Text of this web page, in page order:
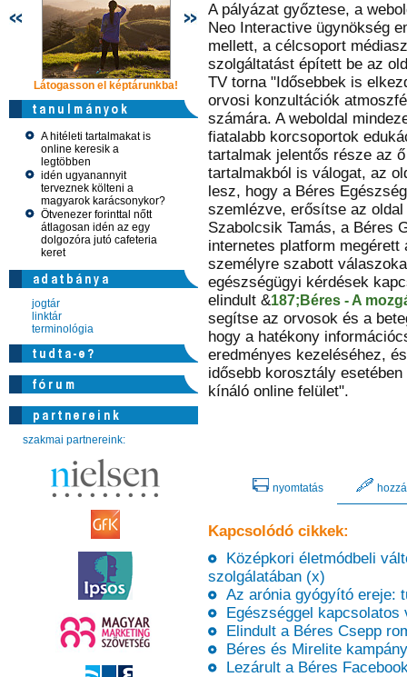
Látogasson el képtárunkba! Látogasson el képtárunkba! Látogasson
A hitéleti tartalmakat is
online keresik a
legtöbben
idén ugyanannyit
terveznek költeni a
magyarok karácsonykor?
Ötvenezer forinttal nőtt
átlagosan idén az egy
dolgozóra jutó cafeteria
keret
jogtár
linktár
terminológia
szakmai partnereink:
A pályázat győztese, a
Neo Interactive ügynökség
mellett, a célcsoport
szolgáltatást épített be az
TV torna "Idősebbek is
orvosi konzultációk
számára. A weboldal
fiatalabb korcsoportok
tartalmak jelentős része az
tartalmakból is válogat, az
lesz, hogy a Béres
szemlézve, erősítse az
Szabolcsik Tamás, a Béres
internetes platform
személyre szabott
egészségügyi kérdések
elindult &187;Béres - A
segítse az orvosok és a
hogy a hatékony
eredményes kezeléséhez,
idősebb korosztály
kínáló online felület".
nyomtatás
Kapcsolódó cikkek:
Középkori életmódbeli
szolgálatában (x)
Az arónia gyógyító ereje:
Egészséggel kapcsolatos
Elindult a Béres Csepp
Béres és Mirelite
Lezárult a Béres